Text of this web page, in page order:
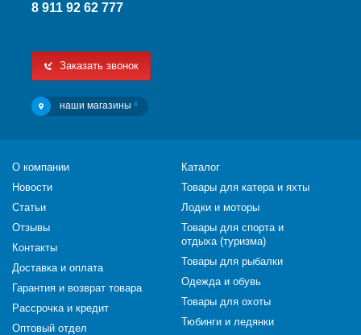
8 911 92 62 777
Заказать звонок
наши магазины 4
О компании
Новости
Статьи
Отзывы
Контакты
Доставка и оплата
Гарантия и возврат товара
Рассрочка и кредит
Оптовый отдел
Каталог
Товары для катера и яхты
Лодки и моторы
Товары для спорта и
отдыха (туризма)
Товары для рыбалки
Одежда и обувь
Товары для охоты
Тюбинги и ледянки